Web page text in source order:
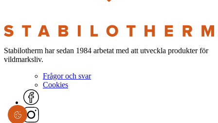
Stabilotherm har sedan 1984 arbetat med att utveckla produkter för
vildmarksliv.
Frågor och svar
Cookies